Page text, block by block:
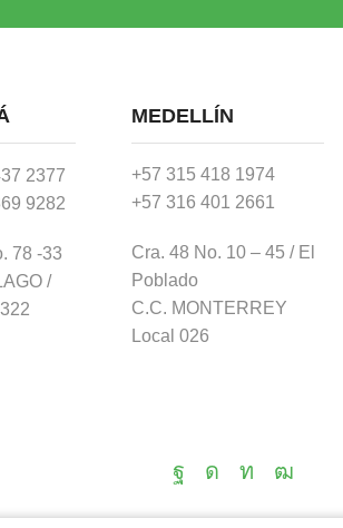
2377
9282
78 -33
/
MEDELLÍN
+57 315 418 1974
+57 316 401 2661
Cra. 48 No. 10 – 45 / El
Poblado
C.C. MONTERREY
Local 026